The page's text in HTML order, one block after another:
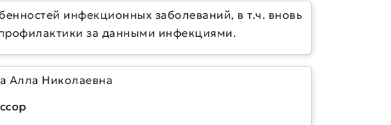
инфекционных заболеваний, в т.ч. вновь
за данными инфекциями.
Алла Николаевна